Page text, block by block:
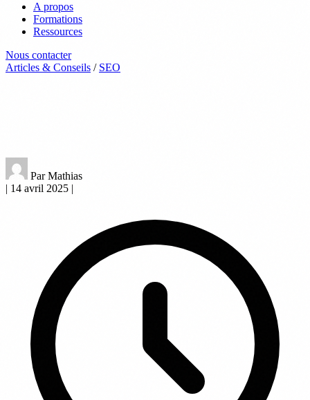
A propos
Formations
Ressources
Nous contacter
Articles & Conseils / SEO
Par Mathias
| 14 avril 2025 |